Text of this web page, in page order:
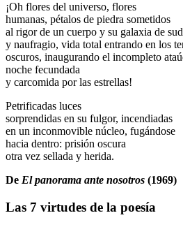
¡Oh flores del universo, flores
humanas, pétalos de piedra sometidos
al rigor de un cuerpo y su galaxia de
y naufragio, vida total entrando en los
oscuros, inaugurando el incompleto
noche fecundada
y carcomida por las estrellas!
Petrificadas luces
sorprendidas en su fulgor, incendiadas
en un inconmovible núcleo, fugándose
hacia dentro: prisión oscura
otra vez sellada y herida.
De El panorama ante nosotros (1969)
Las 7 virtudes de la poesía